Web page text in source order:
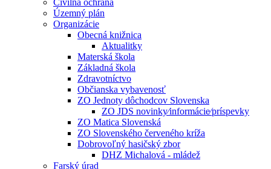
Civilná ochrana
Územný plán
Organizácie
Obecná knižnica
Aktualitky
Materská škola
Základná škola
Zdravotníctvo
Občianska vybavenosť
ZO Jednoty dôchodcov Slovenska
ZO JDS novinky⁄informácie⁄príspevky
ZO Matica Slovenská
ZO Slovenského červeného kríža
Dobrovoľný hasičský zbor
DHZ Michalová - mládež
Farský úrad